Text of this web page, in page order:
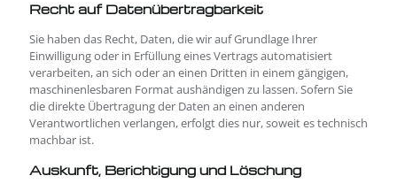
Recht auf Daten­übertrag­barkeit
Sie haben das Recht, Daten, die wir auf Grundlage Ihrer
Einwilligung oder in Erfüllung eines Vertrags automatisiert
verarbeiten, an sich oder an einen Dritten in einem gängigen,
maschinenlesbaren Format aushändigen zu lassen. Sofern Sie
die direkte Übertragung der Daten an einen anderen
Verantwortlichen verlangen, erfolgt dies nur, soweit es technisch
machbar ist.
Auskunft, Berichtigung und Löschung